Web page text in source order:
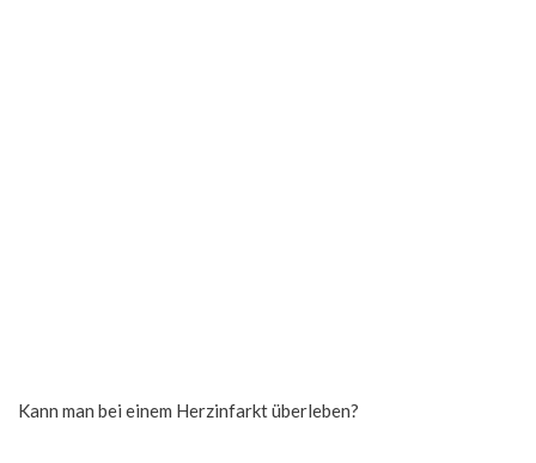
Kann man bei einem Herzinfarkt überleben?